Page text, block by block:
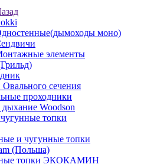
моно)
элементы
сечения
проходники
Woodson
топки
и чугунные топки
(Польша)
топки ЭКОКАМИН